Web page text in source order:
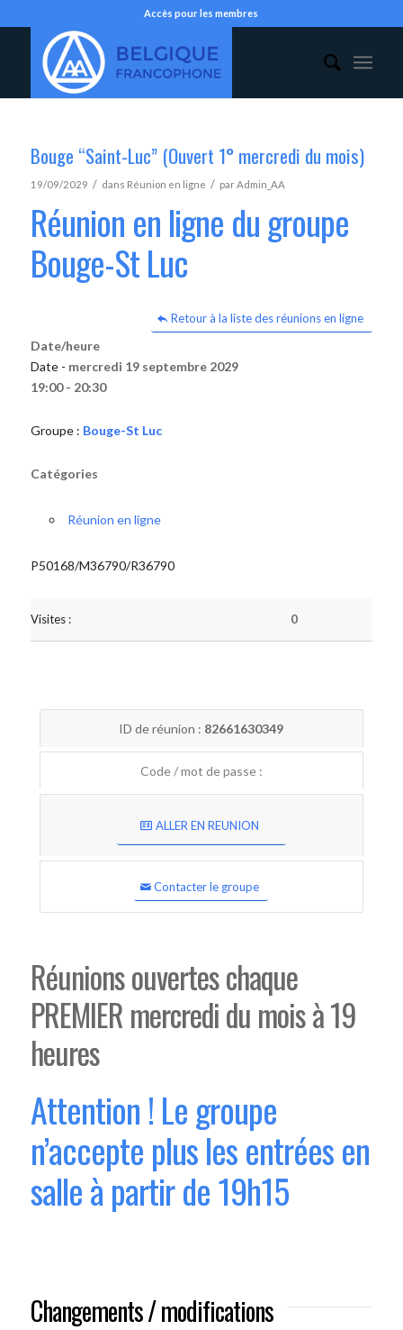
Accès pour les membres
Bouge “Saint-Luc” (Ouvert 1° mercredi du mois)
19/09/2029 / dans Réunion en ligne / parAdmin_AA
Réunion en ligne du groupe
Bouge-St Luc
Retour à la liste des réunions en ligne
Date/heure
Date - mercredi 19 septembre 2029
19:00 - 20:30
Groupe : Bouge-St Luc
Catégories
Réunion en ligne
P50168/M36790/R36790
Visites : 0
ID de réunion : 82661630349
Code / mot de passe :
ALLER EN REUNION
Contacter le groupe
Réunions ouvertes chaque
PREMIER mercredi du mois à 19
heures
Attention ! Le groupe
n’accepte plus les entrées en
salle à partir de 19h15
Changements / modifications